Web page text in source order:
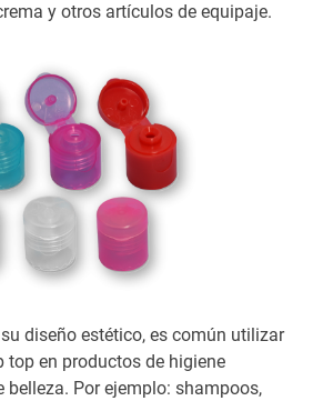
y otros artículos de equipaje.
diseño estético, es común utilizar
top en productos de higiene
belleza. Por ejemplo: shampoos,